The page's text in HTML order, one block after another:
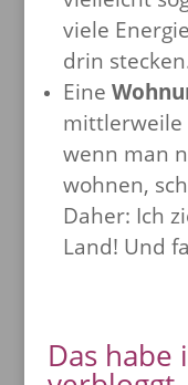
viele
drin
Eine
mittlerweile
wenn man
wohnen,
Daher: Ich
Land! Und
Das habe